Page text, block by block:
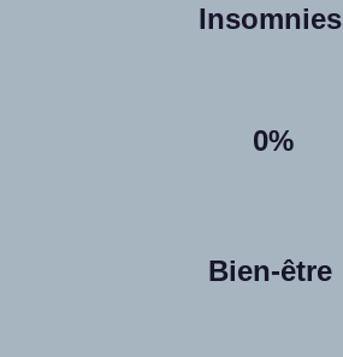
Insomnies
0%
Bien-être